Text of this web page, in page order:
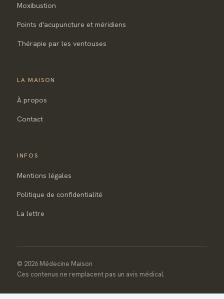
Moxibustion
Points d'acupuncture et méridiens
Thérapie par les ventouses
LA MAISON
À propos
Contact
INFOS
Mentions légales
Politique de confidentialité
La lettre
© 2026 Médecine Maison
Ces contenus ne remplacent pas un avis médical.